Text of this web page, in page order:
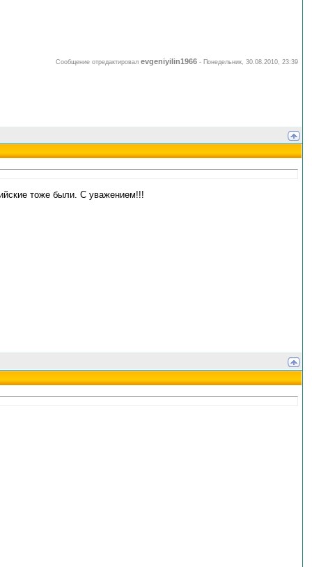
Сообщение отредактировал evgeniyilin1966- Понедельник, 30.08.2010, 23:39
тоже были. С уважением!!!